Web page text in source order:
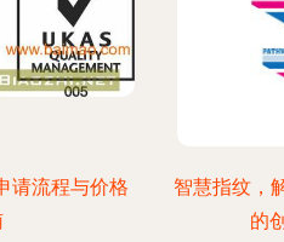
请流程与价格
智慧指纹，
的